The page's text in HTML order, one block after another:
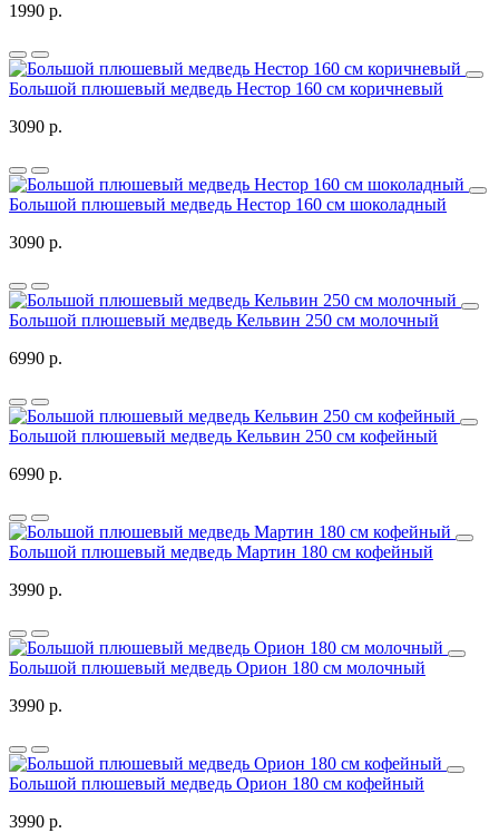
1990 р.
Большой плюшевый медведь Нестор 160 см коричневый
3090 р.
Большой плюшевый медведь Нестор 160 см шоколадный
3090 р.
Большой плюшевый медведь Кельвин 250 см молочный
6990 р.
Большой плюшевый медведь Кельвин 250 см кофейный
6990 р.
Большой плюшевый медведь Мартин 180 см кофейный
3990 р.
Большой плюшевый медведь Орион 180 см молочный
3990 р.
Большой плюшевый медведь Орион 180 см кофейный
3990 р.